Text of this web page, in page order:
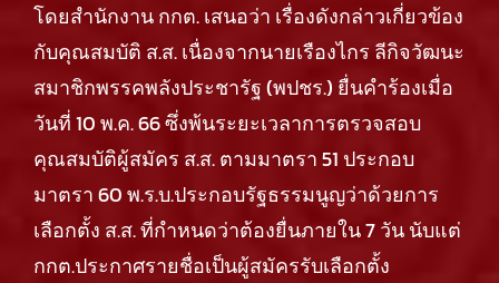
โดยสำนักงาน กกต. เสนอว่า เรื่องดังกล่าวเกี่ยวข้อง
กับคุณสมบัติ ส.ส. เนื่องจากนายเรืองไกร ลีกิจวัฒนะ
สมาชิกพรรคพลังประชารัฐ (พปชร.) ยื่นคำร้องเมื่อ
วันที่ 10 พ.ค. 66 ซึ่งพ้นระยะเวลาการตรวจสอบ
คุณสมบัติผู้สมัคร ส.ส. ตามมาตรา 51 ประกอบ
มาตรา 60 พ.ร.บ.ประกอบรัฐธรรมนูญว่าด้วยการ
เลือกตั้ง ส.ส. ที่กำหนดว่าต้องยื่นภายใน 7 วัน นับแต่
กกต.ประกาศรายชื่อเป็นผู้สมัครรับเลือกตั้ง